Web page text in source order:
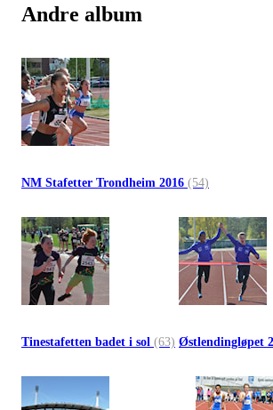
Andre album
NM Stafetter Trondheim 2016 (54)
Tinestafetten badet i sol (63) Østlendingløpet